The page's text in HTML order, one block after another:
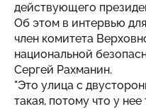
действующего
Об этом в интервью
член комитета
национальной
Сергей Рахманин.
"Это улица с
такая, потому что у